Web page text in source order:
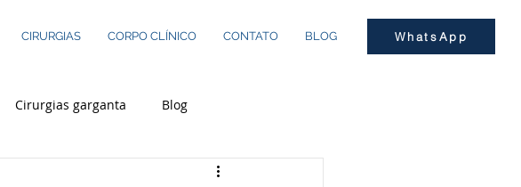
CIRURGIAS CORPO CLÍNICO CONTATO BLOG WhatsApp
Cirurgias garganta Blog